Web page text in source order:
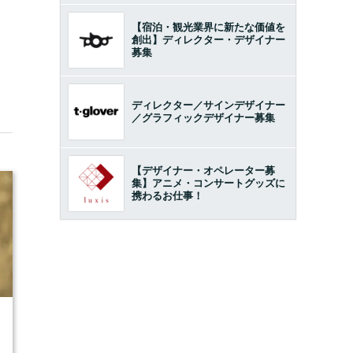
【宿泊・観光業界に新たな価値を
創出】ディレクター・デザイナー
募集
ディレクター／サインデザイナー
／グラフィックデザイナー募集
【デザイナー・オペレーター募
集】アニメ・コンサートグッズに
携わるお仕事！